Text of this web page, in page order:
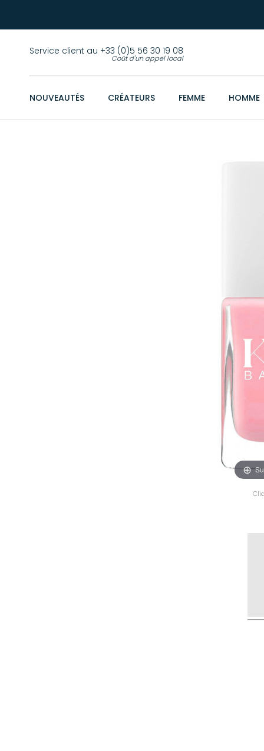
Service client au +33 (0)5 56 30 19 08
Coût d'un appel local
NOUVEAUTÉS CRÉATEURS FEMME HOMME